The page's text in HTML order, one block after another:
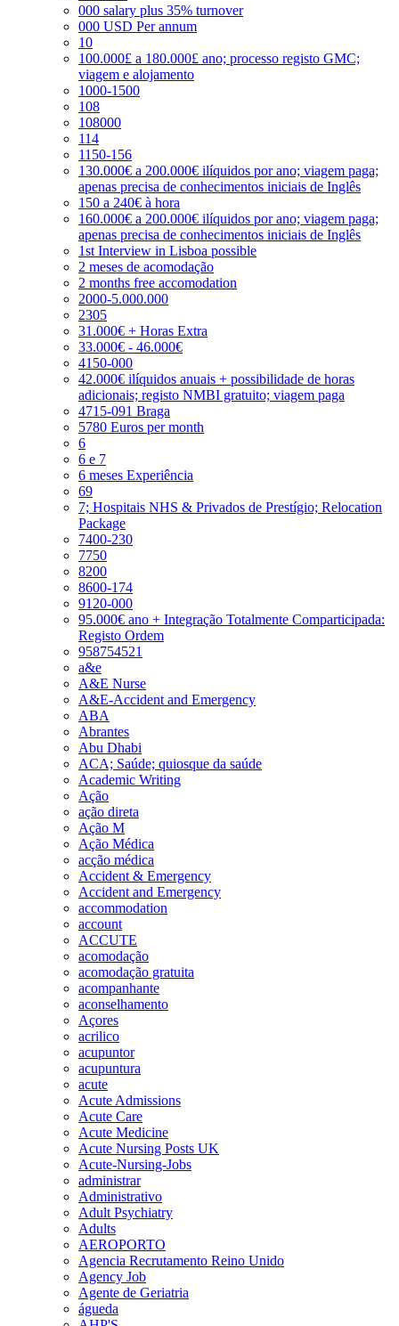
000 salary plus 35% turnover
000 USD Per annum
10
100.000£ a 180.000£ ano; processo registo GMC;
viagem e alojamento
1000-1500
108
108000
114
1150-156
130.000€ a 200.000€ ilíquidos por ano; viagem paga;
apenas precisa de conhecimentos iniciais de Inglês
150 a 240€ à hora
160.000€ a 200.000€ ilíquidos por ano; viagem paga;
apenas precisa de conhecimentos iniciais de Inglês
1st Interview in Lisboa possible
2 meses de acomodação
2 months free accomodation
2000-5.000.000
2305
31.000€ + Horas Extra
33.000€ - 46.000€
4150-000
42.000€ ilíquidos anuais + possibilidade de horas
adicionais; registo NMBI gratuito; viagem paga
4715-091 Braga
5780 Euros per month
6
6 e 7
6 meses Experiência
69
7; Hospitais NHS & Privados de Prestígio; Relocation
Package
7400-230
7750
8200
8600-174
9120-000
95.000€ ano + Integração Totalmente Comparticipada:
Registo Ordem
958754521
a&e
A&E Nurse
A&E-Accident and Emergency
ABA
Abrantes
Abu Dhabi
ACA; Saúde; quiosque da saúde
Academic Writing
Ação
ação direta
Ação M
Ação Médica
acção médica
Accident & Emergency
Accident and Emergency
accommodation
account
ACCUTE
acomodação
acomodação gratuita
acompanhante
aconselhamento
Açores
acrilico
acupuntor
acupuntura
acute
Acute Admissions
Acute Care
Acute Medicine
Acute Nursing Posts UK
Acute-Nursing-Jobs
administrar
Administrativo
Adult Psychiatry
Adults
AEROPORTO
Agencia Recrutamento Reino Unido
Agency Job
Agente de Geriatria
águeda